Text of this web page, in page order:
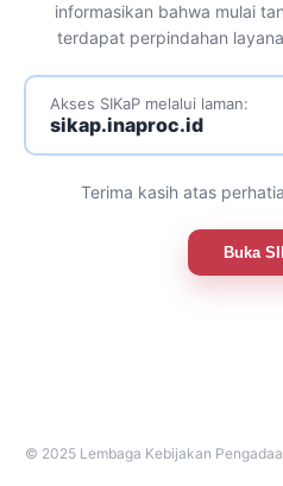
informasikan bahwa mulai
terdapat perpindahan
Akses SIKaP melalui laman:
sikap.inaproc.id
Terima kasih atas
Buka
© 2025 Lembaga Kebijakan